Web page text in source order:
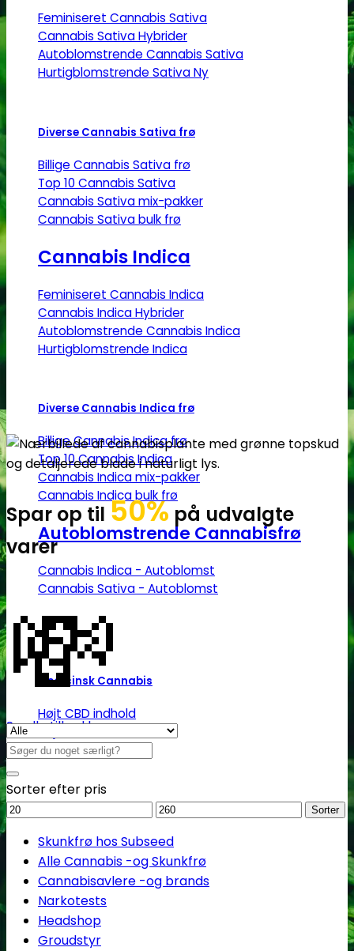
Feminiseret Cannabis Sativa
Cannabis Sativa Hybrider
Autoblomstrende Cannabis Sativa
Hurtigblomstrende Sativa
Diverse Cannabis Sativa frø
Billige Cannabis Sativa frø
Top 10 Cannabis Sativa
Cannabis Sativa mix-pakker
Cannabis Sativa bulk frø
Cannabis Indica
Feminiseret Cannabis Indica
Cannabis Indica Hybrider
Autoblomstrende Cannabis Indica
Hurtigblomstrende Indica
Diverse Cannabis Indica frø
Billige Cannabis Indica frø
Top 10 Cannabis Indica
Cannabis Indica mix-pakker
Cannabis Indica bulk frø
Autoblomstrende Cannabisfrø
Cannabis Indica - Autoblomst
Cannabis Sativa - Autoblomst
Medicinsk Cannabis
Højt CBD indhold
Billige CBD frø
Spar op til 50% på udvalgte
varer
💸
Se alle tilbud her
Søg
efter:
Sorter efter pris
Mindstepris
Maks.
Sorter
Skunkfrø hos Subseed
Alle Cannabis -og Skunkfrø
Cannabisavlere -og brands
Narkotests
Headshop
Groudstyr